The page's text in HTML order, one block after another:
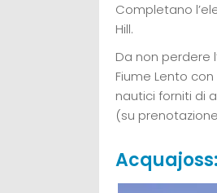
Completano
Hill.
Da non perdere
Fiume Lento con
nautici forniti di
(su